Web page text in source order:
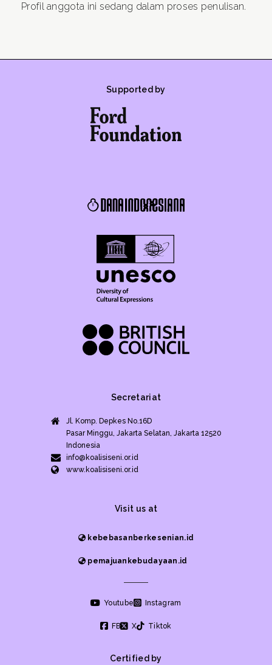
Profil anggota ini sedang dalam proses penulisan.
Supported by
Secretariat
Jl. Komp. Depkes No.16D
Pasar Minggu, Jakarta Selatan, Jakarta 12520
Indonesia
info@koalisiseni.or.id
www.koalisiseni.or.id
Visit us at
kebebasanberkesenian.id
pemajuankebudayaan.id
Youtube Instagram
FB X Tiktok
Certified by